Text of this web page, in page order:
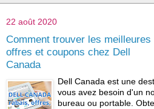
22 août 2020
Comment trouver les meilleures
offres et coupons chez Dell
Canada
Dell Canada est une
vous avez besoin d'un
bureau ou portable.